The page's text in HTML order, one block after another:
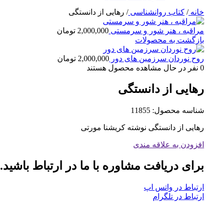
خانه/ کتاب روانشناسی/ رهایی از دانستگی
مراقبه ، هنر شور و سرمستی 2,000,000 تومان
بازگشت به محصولات
روح نوردان سرزمین های دور 2,000,000 تومان
0 نفر در حال مشاهده محصول هستند
رهایی از دانستگی
شناسه محصول: 11855
رهایی از دانستگی نوشته کریشنا مورتی
افزودن به علاقه مندی
برای دریافت مشاوره با ما در ارتباط باشید.
ارتباط در واتس اپ
ارتباط در تلگرام